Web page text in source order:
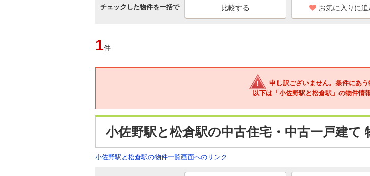
チェックした物件を一括で お気に入りに追
1件
申し訳ございません。条件にあ
以下は「小佐野駅と松倉駅」の物件情
小佐野駅と松倉駅の中古住宅・中古一戸建て
小佐野駅と松倉駅の物件一覧画面へのリンク